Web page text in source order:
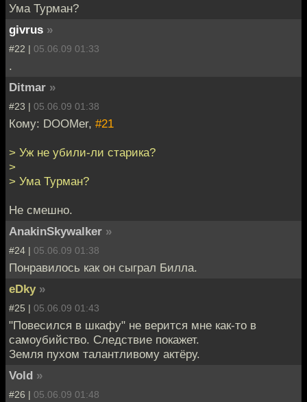
Ума Турман?
givrus »
#22 | 05.06.09 01:33
.
Ditmar »
#23 | 05.06.09 01:38
Кому: DOOMer, #21
> Уж не убили-ли старика?
>
> Ума Турман?
Не смешно.
AnakinSkywalker »
#24 | 05.06.09 01:38
Понравилось как он сыграл Билла.
eDky »
#25 | 05.06.09 01:43
"Повесился в шкафу" не верится мне как-то в
самоубийство. Следствие покажет.
Земля пухом талантливому актёру.
Vold »
#26 | 05.06.09 01:48